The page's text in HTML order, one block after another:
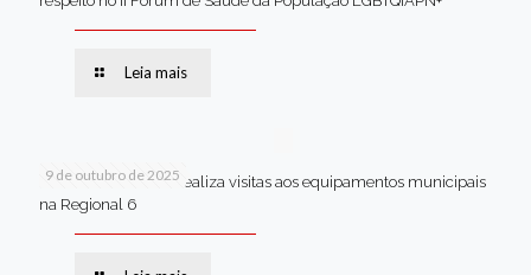
Leia mais
9 de outubro de 2025
Van dos secretários realiza visitas aos equipamentos municipais
na Regional 6